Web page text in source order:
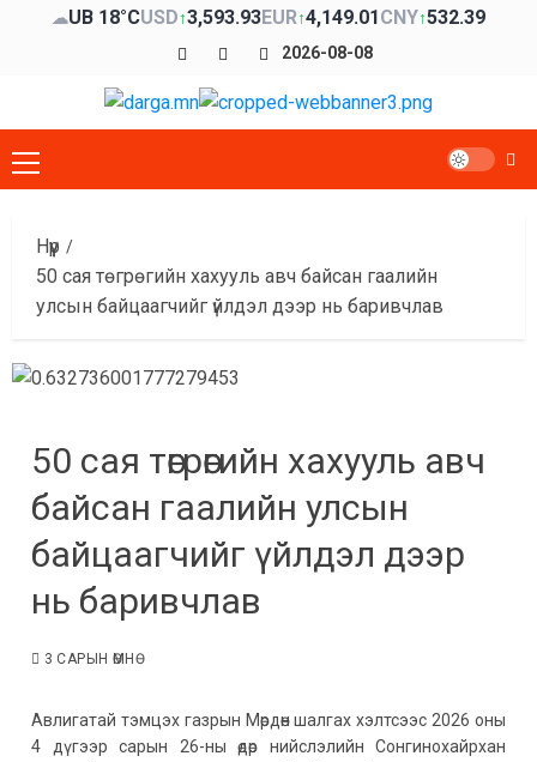
☁UB 18°CUSD↑3,593.93EUR↑4,149.01CNY↑532.39
Facebook
x Youtube
2026-08-08
Primary
Menu
Нүүр
50 сая төгрөгийн хахууль авч байсан гаалийн
улсын байцаагчийг үйлдэл дээр нь баривчлав
50 сая төгрөгийн хахууль авч
байсан гаалийн улсын
байцаагчийг үйлдэл дээр
нь баривчлав
3 САРЫН ӨМНӨ
Авлигатай тэмцэх газрын Мөрдөн шалгах хэлтсээс 2026 оны
4 дүгээр сарын 26-ны өдөр нийслэлийн Сонгинохайрхан